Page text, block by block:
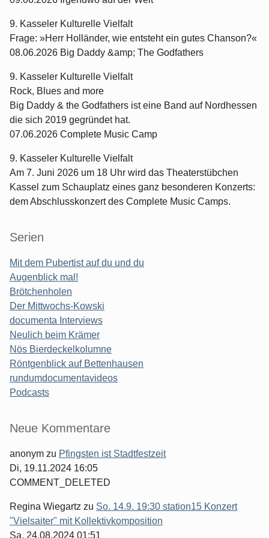
9. Kasseler Kulturelle Vielfalt
Frage: »Herr Holländer, wie entsteht ein gutes Chanson?«
08.06.2026 Big Daddy &amp; The Godfathers
9. Kasseler Kulturelle Vielfalt
Rock, Blues and more
Big Daddy & the Godfathers ist eine Band auf Nordhessen
die sich 2019 gegründet hat.
07.06.2026 Complete Music Camp
9. Kasseler Kulturelle Vielfalt
Am 7. Juni 2026 um 18 Uhr wird das Theaterstübchen
Kassel zum Schauplatz eines ganz besonderen Konzerts:
dem Abschlusskonzert des Complete Music Camps.
Serien
Mit dem Pubertist auf du und du
Augenblick mal!
Brötchenholen
Der Mittwochs-Kowski
documenta Interviews
Neulich beim Krämer
Nös Bierdeckelkolumne
Röntgenblick auf Bettenhausen
rundumdocumentavideos
Podcasts
Seitenleiste
Neue Kommentare
anonym zu Pfingsten ist Stadtfestzeit
Di, 19.11.2024 16:05
COMMENT_DELETED
Regina Wiegartz zu So. 14.9. 19:30 station15 Konzert
"Vielsaiter" mit Kollektivkomposition
Sa, 24.08.2024 01:51